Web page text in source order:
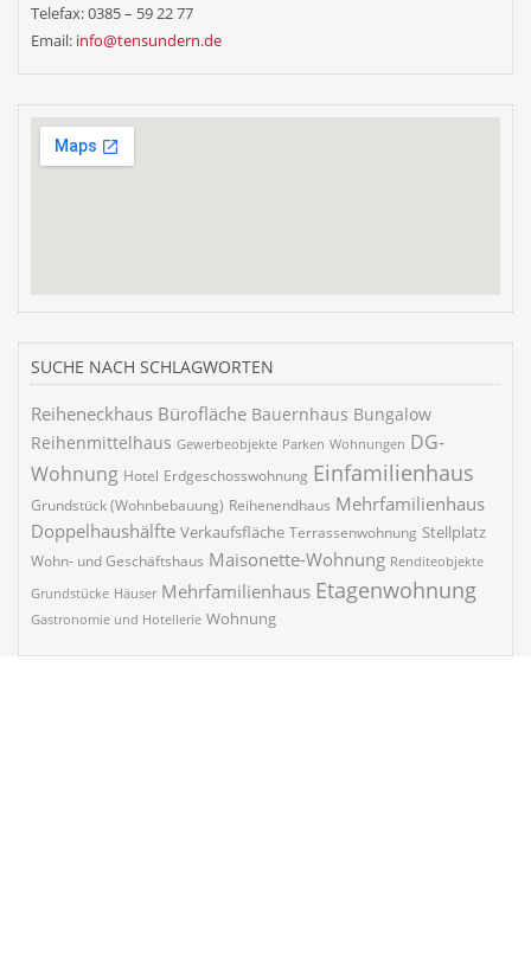
Telefax: 0385 – 59 22 77
Email: info@tensundern.de
SUCHE NACH SCHLAGWORTEN
Reiheneckhaus Bürofläche Bauernhaus Bungalow
Reihenmittelhaus Gewerbeobjekte Parken Wohnungen DG-
Wohnung Hotel Erdgeschosswohnung Einfamilienhaus
Grundstück (Wohnbebauung) Reihenendhaus Mehrfamilienhaus
Doppelhaushälfte Verkaufsfläche Terrassenwohnung Stellplatz
Wohn- und Geschäftshaus Maisonette-Wohnung Renditeobjekte
Grundstücke Häuser Mehrfamilienhaus Etagenwohnung
Gastronomie und Hotellerie Wohnung